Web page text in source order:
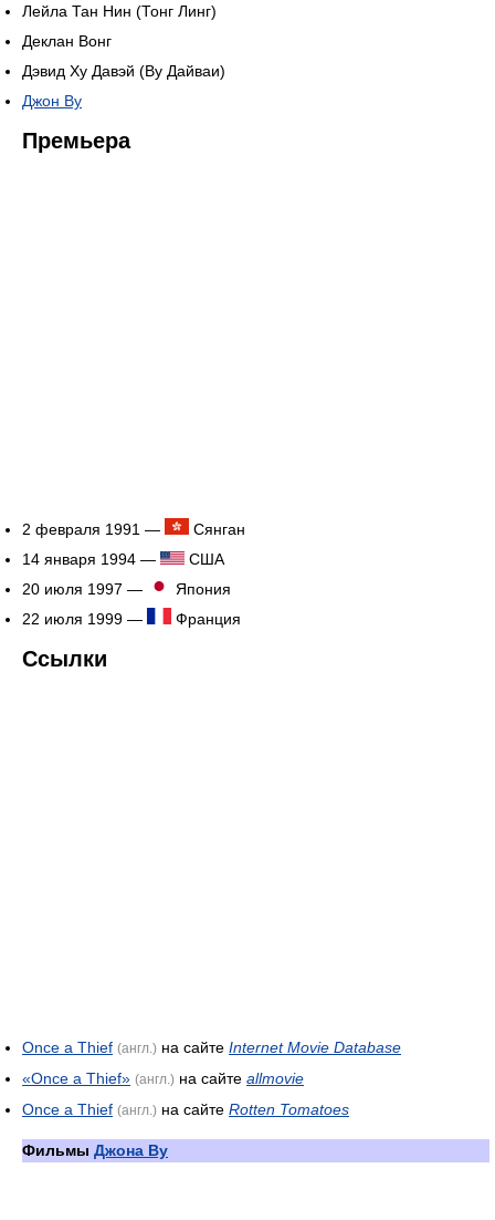
Лейла Тан Нин (Тонг Линг)
Деклан Вонг
Дэвид Ху Давэй (Ву Дайваи)
Джон Ву
Премьера
2 февраля 1991 —
Сянган
14 января 1994 —
США
20 июля 1997 —
Япония
22 июля 1999 —
Франция
Ссылки
Once a Thief (англ.) на сайте Internet Movie Database
«Once a Thief» (англ.) на сайте allmovie
Once a Thief (англ.) на сайте Rotten Tomatoes
Фильмы Джона Ву